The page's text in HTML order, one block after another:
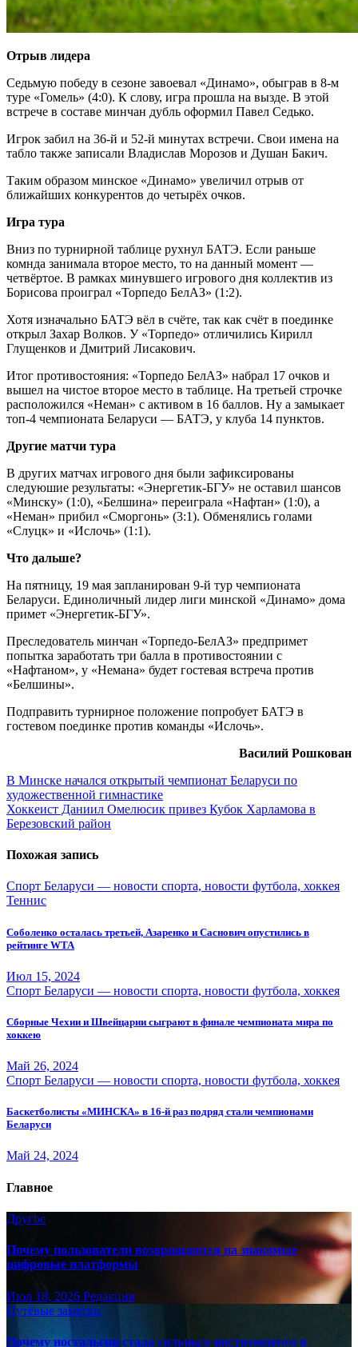
Отрыв лидера
Седьмую победу в сезоне завоевал «Динамо», обыграв в 8-м
туре «Гомель» (4:0). К слову, игра прошла на вызде. В этой
встрече в составе минчан дубль оформил Павел Седько.
Игрок забил на 36-й и 52-й минутах встречи. Свои имена на
табло также записали Владислав Морозов и Душан Бакич.
Таким образом минское «Динамо» увеличил отрыв от
ближайших конкурентов до четырёх очков.
Игра тура
Вниз по турнирной таблице рухнул БАТЭ. Если раньше
комнда занимала второе место, то на данный момент —
четвёртое. В рамках минувшего игрового дня коллектив из
Борисова проиграл «Торпедо БелАЗ» (1:2).
Хотя изначально БАТЭ вёл в счёте, так как счёт в поединке
открыл Захар Волков. У «Торпедо» отличились Кирилл
Глущенков и Дмитрий Лисакович.
Итог противостояния: «Торпедо БелАЗ» набрал 17 очков и
вышел на чистое второе место в таблице. На третьей строчке
расположился «Неман» с активом в 16 баллов. Ну а замыкает
топ-4 чемпионата Беларуси — БАТЭ, у клуба 14 пунктов.
Другие матчи тура
В других матчах игрового дня были зафиксированы
следуюшие результаты: «Энергетик-БГУ» не оставил шансов
«Минску» (1:0), «Белшина» переиграла «Нафтан» (1:0), а
«Неман» прибил «Сморгонь» (3:1). Обменялись голами
«Слуцк» и «Ислочь» (1:1).
Что дальше?
На пятницу, 19 мая запланирован 9-й тур чемпионата
Беларуси. Единоличный лидер лиги минской «Динамо» дома
примет «Энергетик-БГУ».
Преследователь минчан «Торпедо-БелАЗ» предпримет
попытка заработать три балла в противостоянии с
«Нафтаном», у «Немана» будет гостевая встреча против
«Белшины».
Подправить турнирное положение попробует БАТЭ в
гостевом поединке против команды «Ислочь».
Василий Рошкован
Навигация
по
записям
В Минске начался открытый чемпионат Беларуси по
художественной гимнастике
Хоккеист Даниил Омелюсик привез Кубок Харламова в
Березовский район
Похожая запись
Спорт Беларуси — новости спорта, новости футбола, хоккея
Теннис
Соболенко осталась третьей, Азаренко и Саснович опустились в
рейтинге WTA
Июл 15, 2024
Спорт Беларуси — новости спорта, новости футбола, хоккея
Сборные Чехии и Швейцарии сыграют в финале чемпионата мира по
хоккею
Май 26, 2024
Спорт Беларуси — новости спорта, новости футбола, хоккея
Баскетболисты «МИНСКА» в 16-й раз подряд стали чемпионами
Беларуси
Май 24, 2024
Главное
Другое
Почему пользователи возвращаются на знакомые
цифровые платформы
Июл 18, 2026 Редакция
Путёвые заметки
Почему ностальгия стала сильным инструментом в